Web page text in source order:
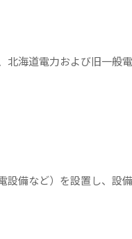
海道電力および旧一般
設備など）を設置し、設